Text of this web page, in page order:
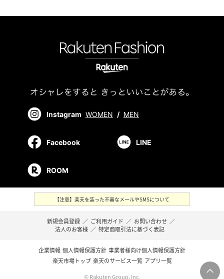
Instagram WOMEN / MEN
Facebook LINE
ROOM
【注意】楽天を装った不審なメールやSMSについて
新規会員登録 ／ ご利用ガイド ／ お問い合わせ ／
法人のお客様 ／ 特定商取引法に基づく表記
企業情報 個人情報保護方針 事業者様向け個人情報保護方針
楽天市場トップ 楽天のサービス一覧 アプリ一覧
© Rakuten Group, Inc.